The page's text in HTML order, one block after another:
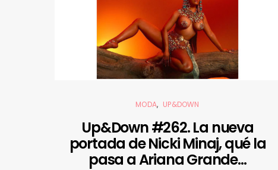
MODA UP&DOWN
Up&Down #262. La nueva
portada de Nicki Minaj, qué la
pasa a Ariana Grande…